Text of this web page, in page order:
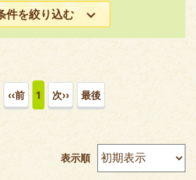
件を絞り込む
‹‹前 1 次›› 最後
表示順